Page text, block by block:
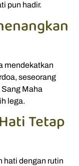
pun hadir.
mendekatkan
seseorang
Maha
lega.
Tetap
hati dengan rutin